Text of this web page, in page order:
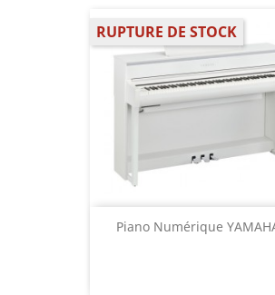
Piano Numérique
RUPTURE DE STOCK